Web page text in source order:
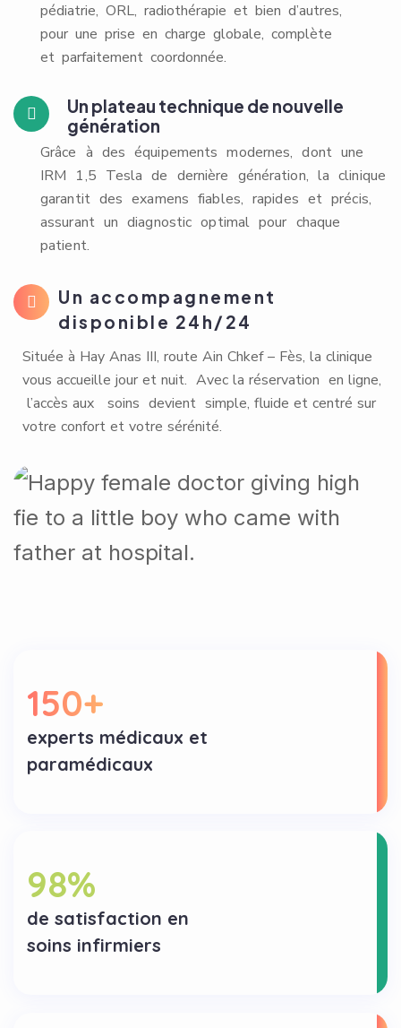
pédiatrie, ORL, radiothérapie et bien d’autres,
pour une prise en charge globale, complète
et parfaitement coordonnée.
Un plateau technique de nouvelle
génération
Grâce à des équipements modernes, dont une
IRM 1,5 Tesla de dernière génération, la clinique
garantit des examens fiables, rapides et précis,
assurant un diagnostic optimal pour chaque
patient.
Un accompagnement
disponible 24h/24
Située à Hay Anas III, route Ain Chkef – Fès, la clinique
vous accueille jour et nuit. Avec la réservation en ligne,
l’accès aux soins devient simple, fluide et centré sur
votre confort et votre sérénité.
150+
experts médicaux et
paramédicaux
98%
de satisfaction en
soins infirmiers